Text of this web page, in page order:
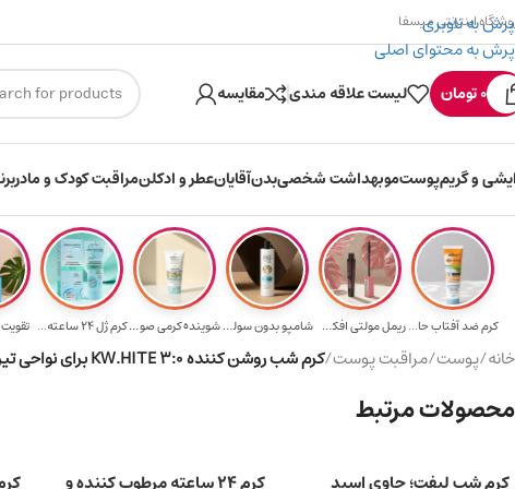
پرش به ناوبری
پرش به محتوای اصلی
ارسال رایگان برای خرید ۳.۵ میلیون به یالا
اینترنتی میسفا
0تومان لیست علاقه مندی مقایسه
و گریمپوستموبهداشت شخصیبدنآقایانعطر و ادکلنمراقبت کودک و مادر
کرم ضد آفتاب حا... ریمل مولتی افکت... شامپو بدون سولف... شوینده کرمی صور...کرم ژل ۲۴ ساعته...
خانه/پوست/مراقبت پوست/کرم شب روشن کننده KW.HITE 3:0 برای نواحی تیره پوست صورت، گردن و دکلته 50g
محصولات مرتبط
کرم شب لیفت؛ حاوی اسید کرم ۲۴ ساعته مرطوب کننده و